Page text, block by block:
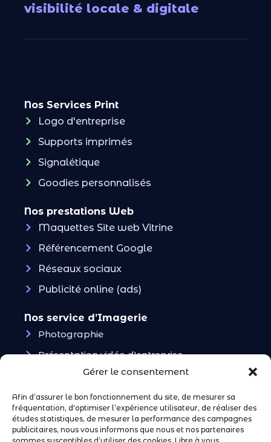
Gérer le consentement
Afin d’assurer le bon fonctionnement du site, de mesurer sa
fréquentation, d'optimiser l’expérience utilisateur, de réaliser des
études statistiques, de mesurer la performance des campagnes
publicitaires, nous vous informons que nous et nos partenaires
visibilité locale & digitale
Nos Services Print
Logo d'entreprise
Supports imprimés
Signalétique
Goodies personnalisés
Nos prestations Web
Maquettes Site web Vitrine
Référencement Google
Réseaux sociaux
Publicité online (ads)
Nos service d’Imagerie
Photographie
Présentation vidéo d'entreprise
Vidéos UGC & Ads
Restons en contact !
Notre compte instagram